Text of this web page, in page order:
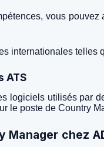
vous
internationales telles
ATS
logiciels utilisés par
le poste de Country
Manager chez